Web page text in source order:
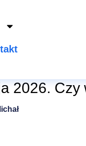
2026. Czy